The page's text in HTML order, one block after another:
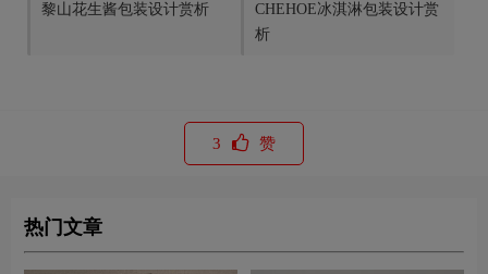
黎山花生酱包装设计赏析
CHEHOE冰淇淋包装设计赏
析
3 赞
热门文章